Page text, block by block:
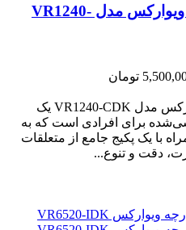
کیت دریل شارژی 40 پارچه ویوارکس مدل VR1240-
تومان
کیت دریل شارژی ۴۰ پارچه ویوارکس مدل VR1240‑CDK یک
برای افرادی است که به
با یک پکیج جامع از متعلقات
دقت و تنوع...